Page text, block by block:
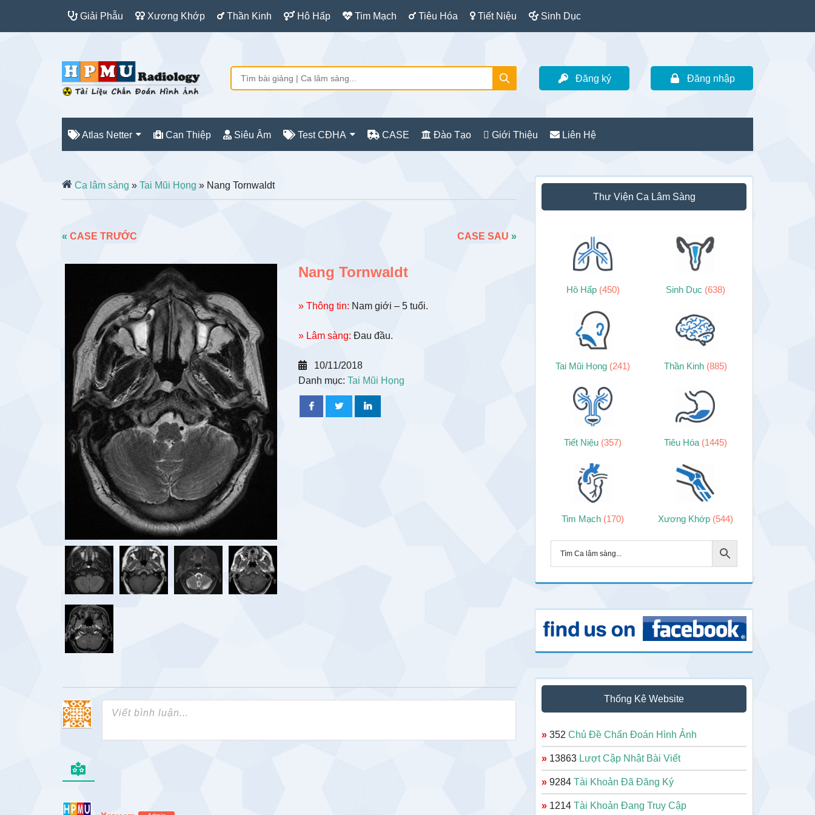
Giải Phẫu Xương Khớp Thần Kinh Hô Hấp Tim Mạch Tiêu Hóa Tiết Niệu Sinh Dục
Đăng ký Đăng nhập
Atlas Netter Can Thiệp Siêu Âm Test CĐHA CASE Đào Tạo Giới Thiệu Liên Hệ
Ca lâm sàng » Tai Mũi Họng » Nang Tornwaldt
« CASE TRƯỚC CASE SAU »
Nang Tornwaldt
» Thông tin: Nam giới – 5 tuổi.
» Lâm sàng: Đau đầu.
10/11/2018
Danh mục: Tai Mũi Họng
Sidebar
chính
Thư Viện Ca Lâm Sàng
Hô Hấp (450) Sinh Dục (638)
Tai Mũi Họng (241) Thần Kinh (885)
Tiết Niệu (357) Tiêu Hóa (1445)
Tim Mạch (170) Xương Khớp (544)
Thống Kê Website
» 352 Chủ Đề Chẩn Đoán Hình Ảnh
» 13863 Lượt Cập Nhật Bài Viết
» 9284 Tài Khoản Đã Đăng Ký
» 1214 Tài Khoản Đang Truy Cập